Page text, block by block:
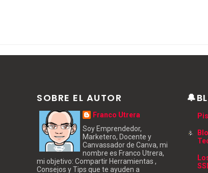
SOBRE EL AUTOR
Franco Utrera
Soy Emprendedor,
Marketero, Docente y
Canvassador de Canva, mi
nombre es Franco Utrera,
mi objetivo: Compartir Herramientas ,
Consejos y Tips que te ayuden a